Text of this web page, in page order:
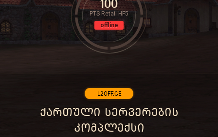
L2OFF.GE
ქართული სერვერების
კომპლექსი
100
PTS Retail HF5
offline